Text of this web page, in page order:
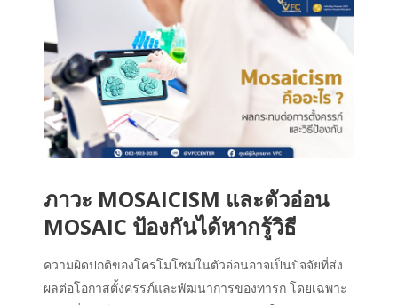
ภาวะ MOSAICISM และตัวอ่อน
MOSAIC ป้องกันได้หากรู้วิธี
ความผิดปกติของโครโมโซมในตัวอ่อนอาจเป็นปัจจัยที่ส่ง
ผลต่อโอกาสตั้งครรภ์และพัฒนาการของทารก โดยเฉพาะ